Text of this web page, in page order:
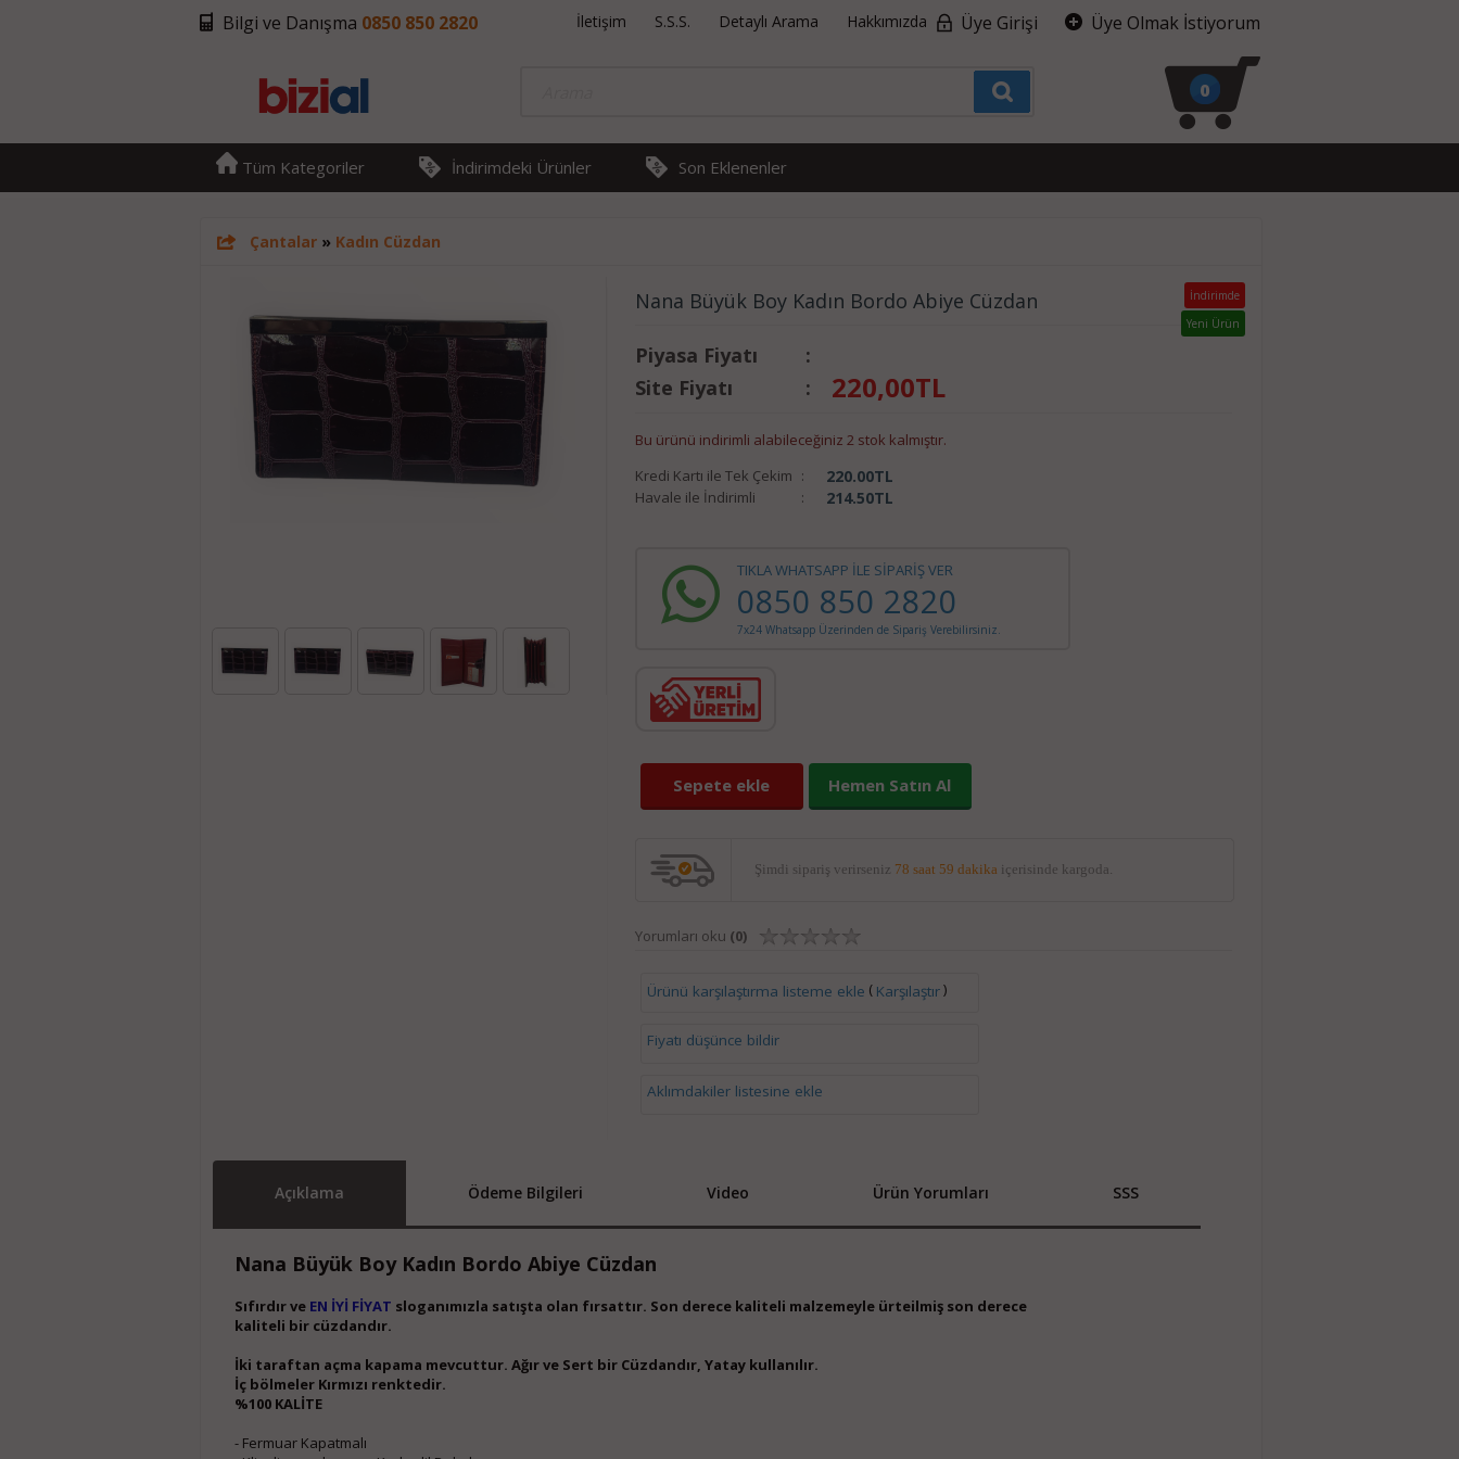
Bilgi ve Danışma 0850 850 2820 İletişim S.S.S. Detaylı Arama Hakkımızda Üye Girişi Üye Olmak İstiyorum
0
Tüm Kategoriler İndirimdeki Ürünler Son Eklenenler
Çantalar» Kadın Cüzdan
İndirimde
Yeni Ürün
Nana Büyük Boy Kadın Bordo Abiye Cüzdan
Piyasa Fiyatı
:
Site Fiyatı
: 220,00TL
Bu ürünü indirimli alabileceğiniz 2 stok kalmıştır.
Kredi Kartı ile Tek Çekim : 220.00TL
Havale ile İndirimli : 214.50TL
TIKLA WHATSAPP İLE SİPARİŞ VER
0850 850 2820
7x24 Whatsapp Üzerinden de Sipariş Verebilirsiniz.
Sepete ekle Hemen Satın Al
Şimdi sipariş verirseniz 78 saat 59 dakika içerisinde kargoda.
Yorumları oku (0)
Ürünü karşılaştırma listeme ekle ( Karşılaştır)
Fiyatı düşünce bildir
Aklımdakiler listesine ekle
Açıklama Ödeme Bilgileri Video Ürün Yorumları SSS
Nana Büyük Boy Kadın Bordo Abiye Cüzdan
Sıfırdır ve EN İYİ FİYAT sloganımızla satışta olan fırsattır. Son derece kaliteli malzemeyle ürteilmiş son derece
kaliteli bir cüzdandır.
İki taraftan açma kapama mevcuttur. Ağır ve Sert bir Cüzdandır, Yatay kullanılır.
İç bölmeler Kırmızı renktedir.
%100 KALİTE
- Fermuar Kapatmalı